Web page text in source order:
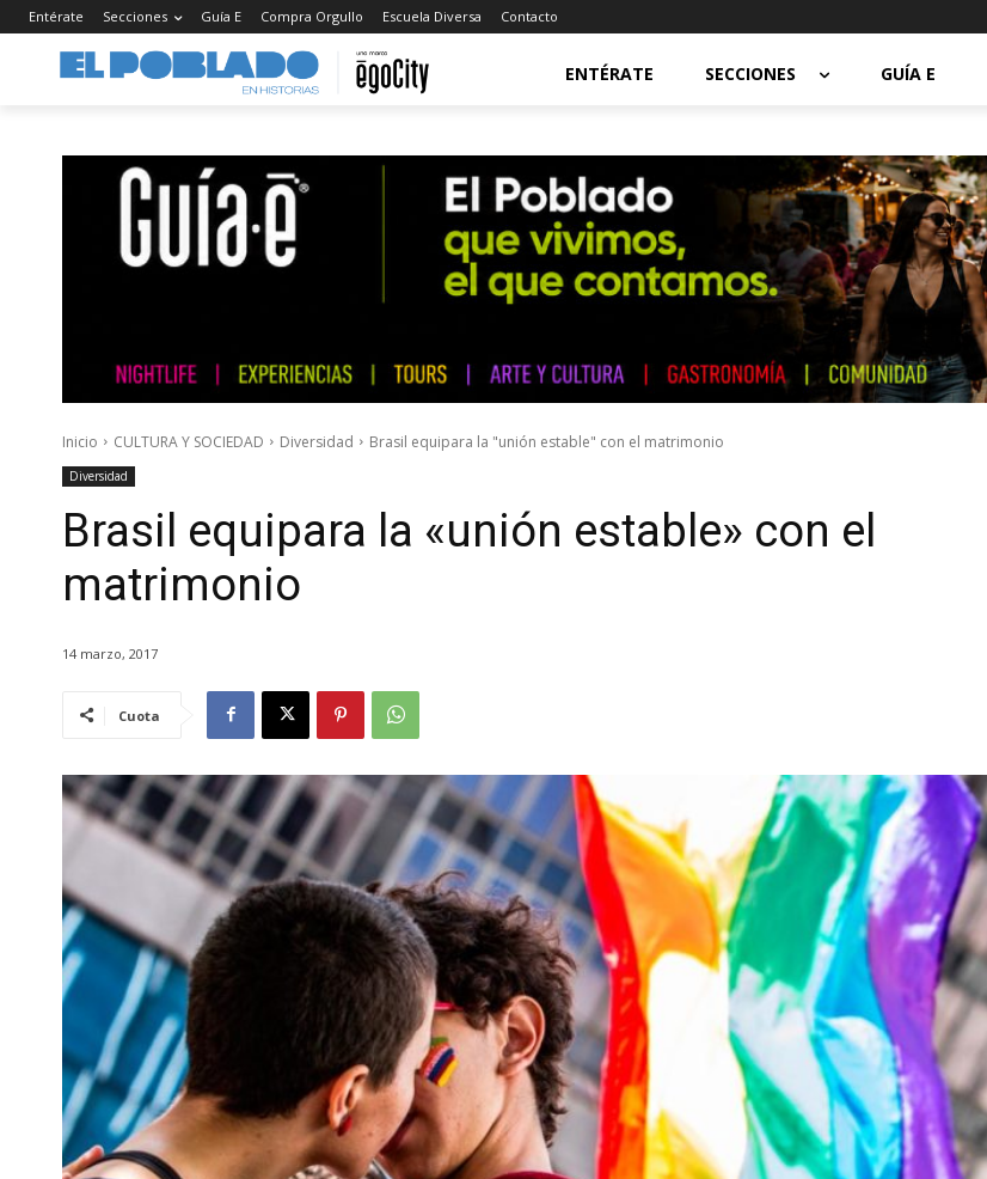
Entérate Secciones Guía E Compra Orgullo Escuela Diversa Contacto
ENTÉRATE SECCIONES GUÍA E
Inicio CULTURA Y SOCIEDAD Diversidad Brasil equipara la "unión estable" con el matrimonio
Diversidad
Brasil equipara la «unión estable» con el
matrimonio
14 marzo, 2017
Cuota